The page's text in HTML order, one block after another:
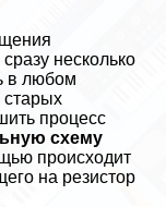
несколько
в любом
старых
процесс
схему
происходит
на резистор